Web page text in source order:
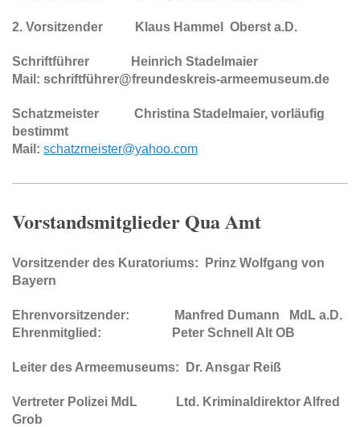
2. Vorsitzender Klaus Hammel Oberst a.D.
Schriftführer Heinrich Stadelmaier
Mail: schriftführer@freundeskreis-armeemuseum.de
Schatzmeister Christina Stadelmaier, vorläufig
bestimmt
Mail: schatzmeister@yahoo.com
Vorstandsmitglieder Qua Amt
Vorsitzender des Kuratoriums: Prinz Wolfgang von
Bayern
Ehrenvorsitzender: Manfred Dumann MdL a.D.
Ehrenmitglied: Peter Schnell Alt OB
Leiter des Armeemuseums: Dr. Ansgar Reiß
Vertreter Polizei MdL Ltd. Kriminaldirektor Alfred
Grob